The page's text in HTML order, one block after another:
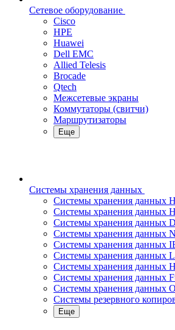
Сетевое оборудование
Cisco
HPE
Huawei
Dell EMC
Allied Telesis
Brocade
Qtech
Межсетевые экраны
Коммутаторы (свитчи)
Маршрутизаторы
Еще
Системы хранения данных
Системы хранения данных
Системы хранения данных
Системы хранения данных
Cистемы хранения данных
Системы хранения данных
Системы хранения данных
Системы хранения данных
Системы хранения данных
Системы хранения данных
Системы резервного
Еще